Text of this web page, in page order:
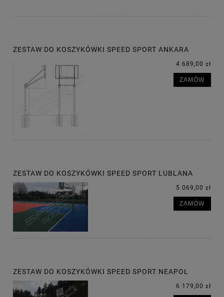
ZESTAW DO KOSZYKÓWKI SPEED SPORT ANKARA
4 689,00 zł
ZAMÓW
ZESTAW DO KOSZYKÓWKI SPEED SPORT LUBLANA
5 069,00 zł
ZAMÓW
ZESTAW DO KOSZYKÓWKI SPEED SPORT NEAPOL
6 179,00 zł